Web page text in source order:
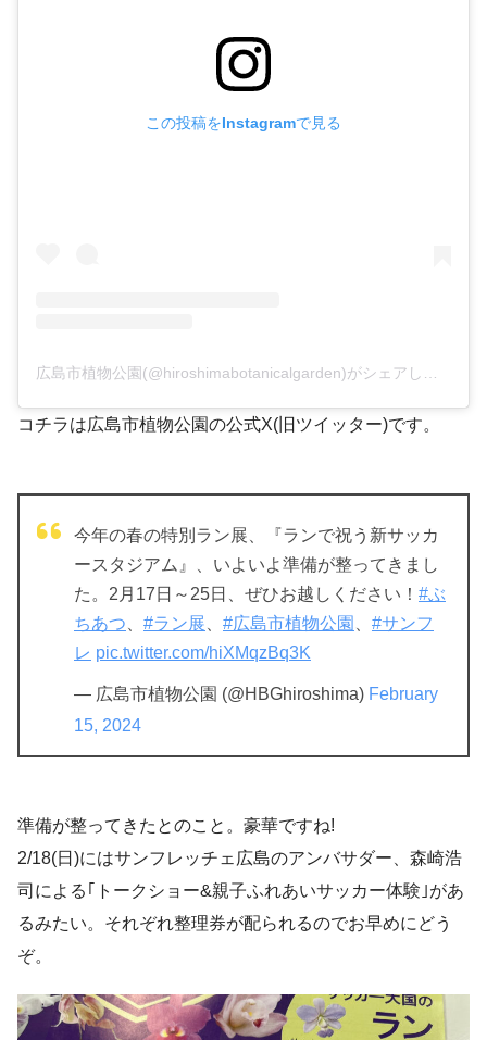
この投稿をInstagramで見る
コチラは広島市植物公園の公式X(旧ツイッター)です。
今年の春の特別ラン展、『ランで祝う新サッカ
ースタジアム』、いよいよ準備が整ってきまし
た。2月17日～25日、ぜひお越しください！ #ぶ
ちあつ
#ラン展 #広島市植物公園
#サンフ
レ pic.twitter.com/hiXMqzBq3K
— 広島市植物公園 (@HBGhiroshima) February
15, 2024
準備が整ってきたとのこと。豪華ですね!
2/18(日)にはサンフレッチェ広島のアンバサダー、森崎浩
司による｢トークショー&親子ふれあいサッカー体験｣があ
るみたい。それぞれ整理券が配られるのでお早めにどう
ぞ。